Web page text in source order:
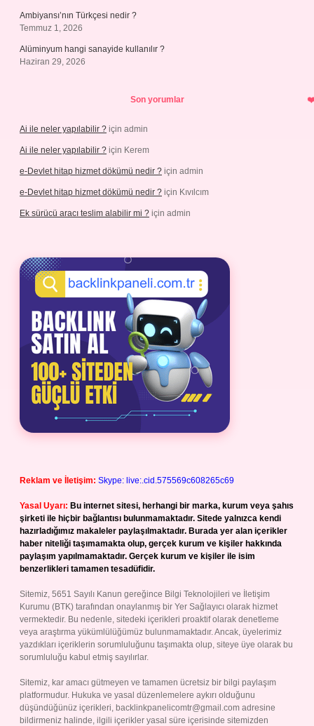
Ambiyansı’nın Türkçesi nedir ?
Temmuz 1, 2026
Alüminyum hangi sanayide kullanılır ?
Haziran 29, 2026
Son yorumlar
Ai ile neler yapılabilir ? için admin
Ai ile neler yapılabilir ? için Kerem
e-Devlet hitap hizmet dökümü nedir ? için admin
e-Devlet hitap hizmet dökümü nedir ? için Kıvılcım
Ek sürücü aracı teslim alabilir mi ? için admin
Reklam ve İletişim: Skype: live:.cid.575569c608265c69
Yasal Uyarı: Bu internet sitesi, herhangi bir marka, kurum veya şahıs
şirketi ile hiçbir bağlantısı bulunmamaktadır. Sitede yalnızca kendi
hazırladığımız makaleler paylaşılmaktadır. Burada yer alan içerikler
haber niteliği taşımamakta olup, gerçek kurum ve kişiler hakkında
paylaşım yapılmamaktadır. Gerçek kurum ve kişiler ile isim
benzerlikleri tamamen tesadüfidir.
Sitemiz, 5651 Sayılı Kanun gereğince Bilgi Teknolojileri ve İletişim
Kurumu (BTK) tarafından onaylanmış bir Yer Sağlayıcı olarak hizmet
vermektedir. Bu nedenle, sitedeki içerikleri proaktif olarak denetleme
veya araştırma yükümlülüğümüz bulunmamaktadır. Ancak, üyelerimiz
yazdıkları içeriklerin sorumluluğunu taşımakta olup, siteye üye olarak bu
sorumluluğu kabul etmiş sayılırlar.
Sitemiz, kar amacı gütmeyen ve tamamen ücretsiz bir bilgi paylaşım
platformudur. Hukuka ve yasal düzenlemelere aykırı olduğunu
düşündüğünüz içerikleri, backlinkpanelicomtr@gmail.com adresine
bildirmeniz halinde, ilgili içerikler yasal süre içerisinde sitemizden